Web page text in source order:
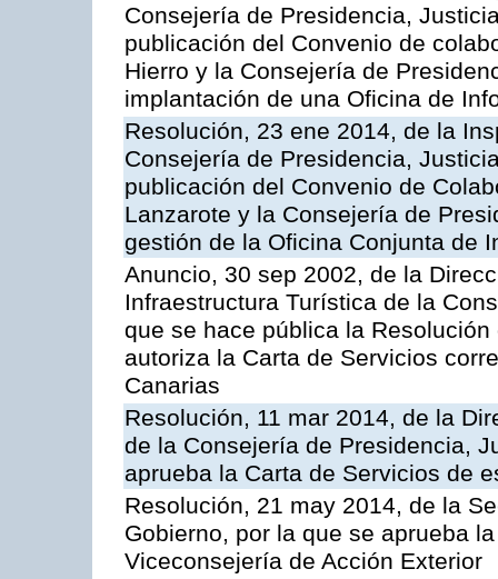
Consejería de Presidencia,
publicación del Convenio de
Hierro y la Consejería de
implantación de una Oficina de
Resolución, 23 ene 2014, de la
Consejería de Presidencia,
publicación del Convenio de
Lanzarote y la Consejería de
gestión de la Oficina Conjunta de
Anuncio, 30 sep 2002, de la
Infraestructura Turística de la
que se hace pública la
autoriza la Carta de Servicios
Canarias
Resolución, 11 mar 2014, de la
de la Consejería de Presidencia,
aprueba la Carta de Servicios de
Resolución, 21 may 2014, de la
Gobierno, por la que se aprueba
Viceconsejería de Acción Exterior